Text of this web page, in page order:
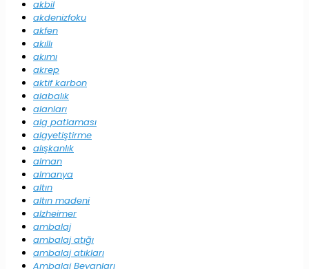
akbil
akdenizfoku
akfen
akıllı
akımı
akrep
aktif karbon
alabalık
alanları
alg patlaması
algyetiştirme
alışkanlık
alman
almanya
altın
altın madeni
alzheimer
ambalaj
ambalaj atığı
ambalaj atıkları
Ambalaj Beyanları